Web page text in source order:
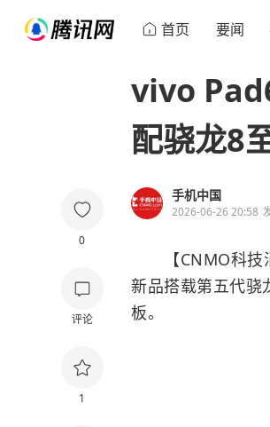
首页 要闻
0
评论
1
vivo
配骁龙8
手机中国
2026-06-26 20:58
【CNMO科技消
新品搭载第五代骁
板。